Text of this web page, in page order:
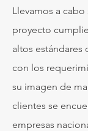
Llevamos a cabo
proyecto
altos estándares
con los
su imagen de
clientes se
empresas